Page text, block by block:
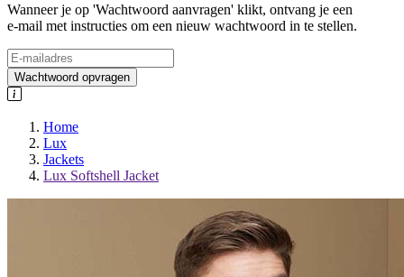
Wanneer je op 'Wachtwoord aanvragen' klikt, ontvang je een
e-mail met instructies om een nieuw wachtwoord in te stellen.
Wachtwoord opvragen
Home
Lux
Jackets
Lux Softshell Jacket